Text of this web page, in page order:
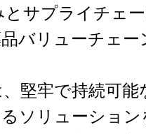
とサプライチェ
バリューチェ
堅牢で持続可能
ソリューション